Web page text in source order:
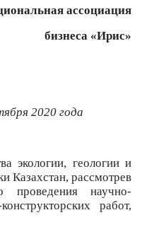
ассоциация
бизнеса «Ирис»
2020 года
экологии, геологии и
Казахстан, рассмотрев
проведения научно-
работ,